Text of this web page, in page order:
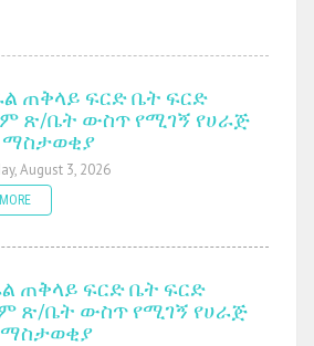
ጠቅላይ ፍርድ ቤት ፍርድ
ጽ/ቤት ውስጥ የሚገኝ የሀራጅ
August 3, 2026
ጠቅላይ ፍርድ ቤት ፍርድ
ጽ/ቤት ውስጥ የሚገኝ የሀራጅ